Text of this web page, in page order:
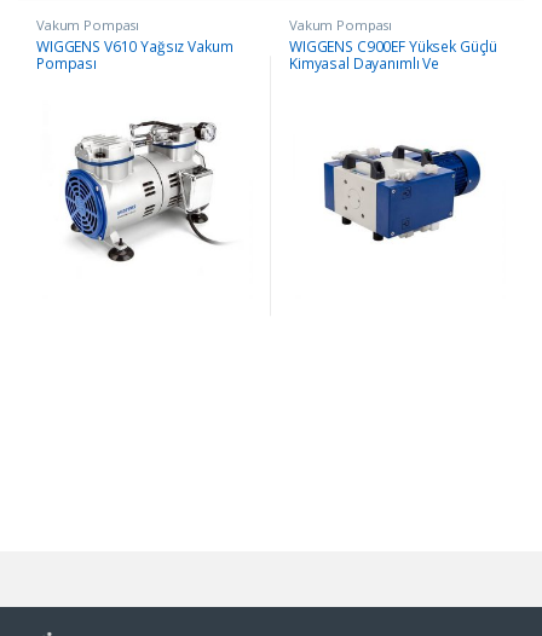
Vakum Pompası
WIGGENS V610 Yağsız Vakum
Pompası
Vakum Pompası
WIGGENS C900EF Yüksek Güçlü
Kimyasal Dayanımlı Ve